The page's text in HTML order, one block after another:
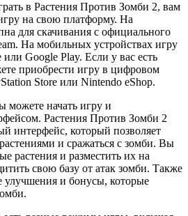
в Растения Против Зомби 2, вам
на свою платформу. На
для скачивания с официального
На мобильных устройствах игру
Google Play. Если у вас есть
приобрести игру в цифровом
Store или Nintendo eShop.
можете начать игру и
Растения Против Зомби 2
интерфейс, который позволяет
и сражаться с зомби. Вы
растения и разместить их на
свою базу от атак зомби. Также
улучшения и бонусы, которые